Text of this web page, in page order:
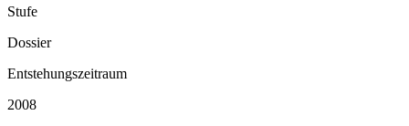
Stufe
Dossier
Entstehungszeitraum
2008